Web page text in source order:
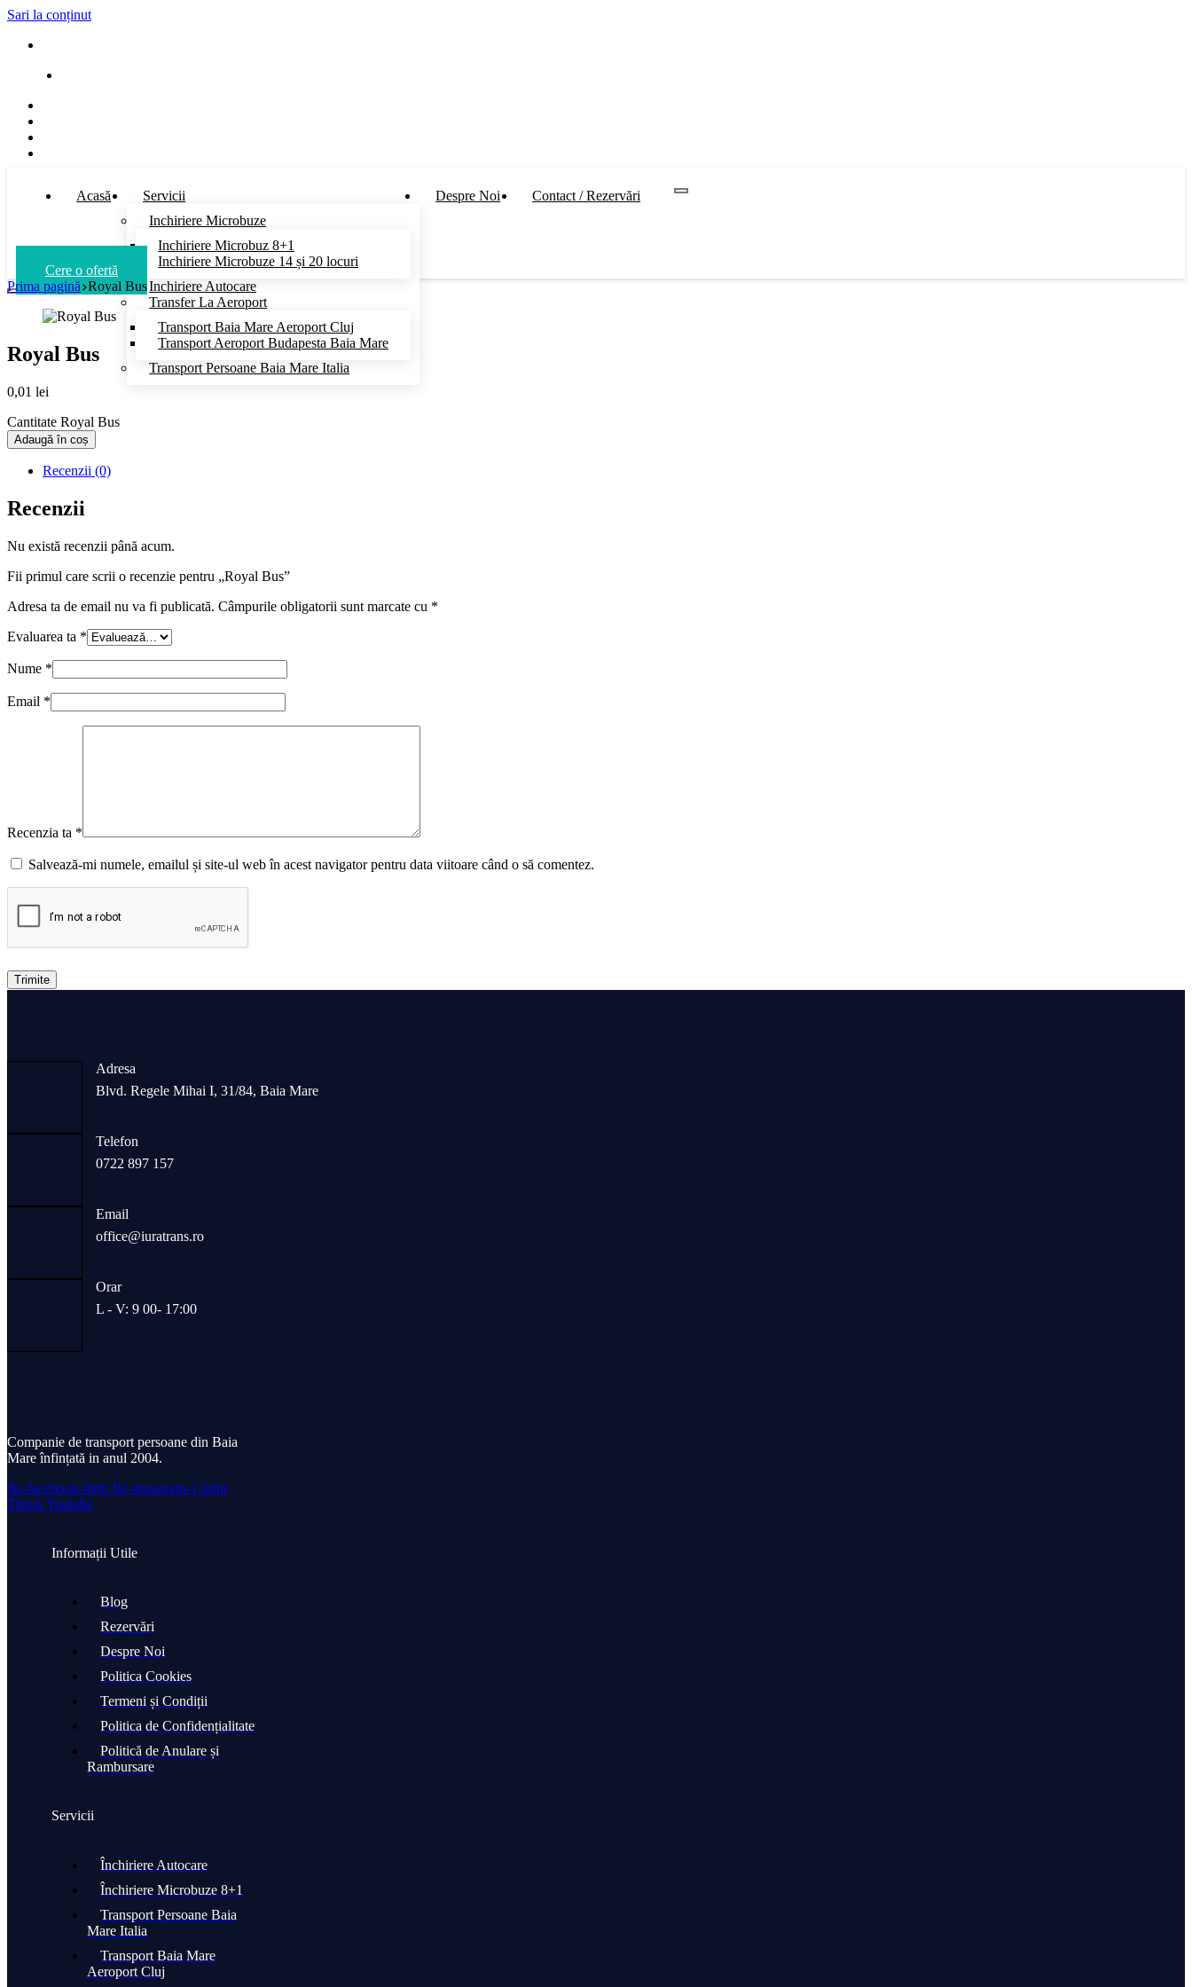
Sari la conținut
Acasă
Servicii
Inchiriere Microbuze
Inchiriere Microbuz 8+1
Inchiriere Microbuze 14 și 20 locuri
Inchiriere Autocare
Transfer La Aeroport
Transport Baia Mare Aeroport Cluj
Transport Aeroport Budapesta Baia Mare
Transport Persoane Baia Mare Italia​​
Despre Noi Contact / Rezervări
Cere o ofertă
Prima pagină Royal Bus
Royal Bus
0,01 lei
Cantitate Royal Bus
Adaugă în coș
Recenzii (0)
Recenzii
Nu există recenzii până acum.
Fii primul care scrii o recenzie pentru „Royal Bus”
Adresa ta de email nu va fi publicată. Câmpurile obligatorii sunt marcate cu *
Evaluarea ta *
Nume *
Email *
Recenzia ta *
Salvează-mi numele, emailul și site-ul web în acest navigator pentru data viitoare când o să comentez.
Trimite
Adresa
Blvd. Regele Mihai I, 31/84, Baia Mare
Telefon
0722 897 157
Email
office@iuratrans.ro
Orar
L - V: 9 00- 17:00
Companie de transport persoane din Baia
Mare înfințată in anul 2004.
Jki-facebook-light Jki-instagram-1-light
TiktokYoutube
Informații Utile
Blog
Rezervări
Despre Noi
Politica Cookies
Termeni și Condiții
Politica de Confidențialitate
Politică de Anulare și
Rambursare
Servicii
Închiriere Autocare
Închiriere Microbuze 8+1
Transport Persoane Baia
Mare Italia​​
Transport Baia Mare
Aeroport Cluj